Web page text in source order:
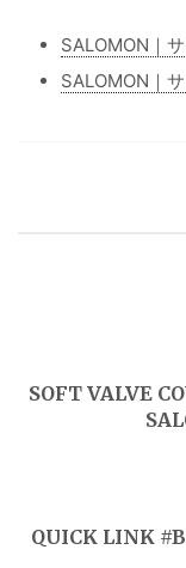
SALOMON｜
SALOMON｜
稿
ゲ
SOFT VALVE
QUICK LINK